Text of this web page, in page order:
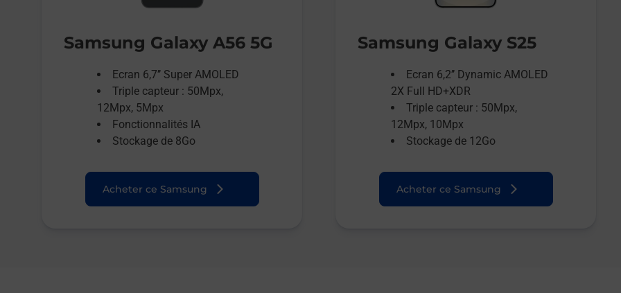
Samsung Galaxy A56 5G
Ecran 6,7’’ Super AMOLED
Triple capteur : 50Mpx,
12Mpx, 5Mpx
Fonctionnalités IA
Stockage de 8Go
Acheter ce Samsung
Samsung Galaxy S25
Ecran 6,2’’ Dynamic AMOLED
2X Full HD+XDR
Triple capteur : 50Mpx,
12Mpx, 10Mpx
Stockage de 12Go
Acheter ce Samsung